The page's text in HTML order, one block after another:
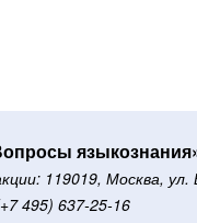
119019, Москва,
495) 637-25-16